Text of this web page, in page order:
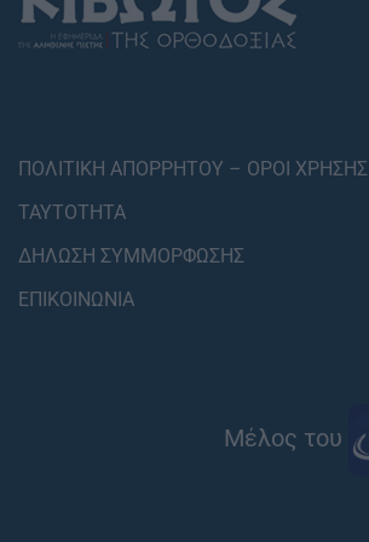
ΠΟΛΙΤΙΚΗ ΑΠΟΡΡΗΤΟΥ – ΟΡΟΙ ΧΡΗΣΗΣ
ΤΑΥΤΟΤΗΤΑ
ΔΗΛΩΣΗ ΣΥΜΜΟΡΦΩΣΗΣ
ΕΠΙΚΟΙΝΩΝΙΑ
Μέλος του